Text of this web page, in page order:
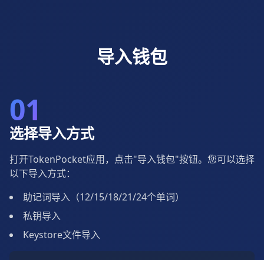
导入钱包
01
选择导入方式
打开TokenPocket应用，点击"导入钱包"按钮。您可以选择
以下导入方式：
助记词导入（12/15/18/21/24个单词）
私钥导入
Keystore文件导入